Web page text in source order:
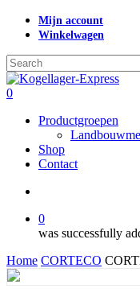
Skip
content
Mijn account
Winkelwagen
Close
Search
search
0
Productgroepen
Shop
Contact
0
was successfully
Home CORTECO